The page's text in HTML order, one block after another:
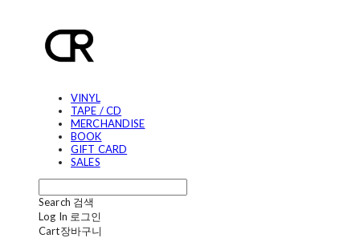
VINYL
TAPE / CD
MERCHANDISE
BOOK
GIFT CARD
SALES
Search 검색
Log In 로그인
Cart장바구니